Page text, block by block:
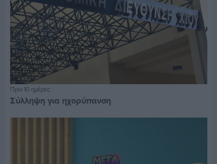
Πριν 10 ημέρες
Σύλληψη για ηχορύπανση